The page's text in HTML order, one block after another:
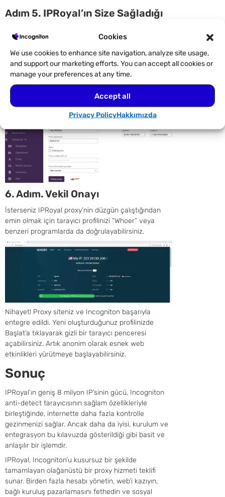
Cookies
We use cookies to enhance site navigation, analyze site usage,
and support our marketing efforts. You can accept all cookies or
manage your preferences at any time.
Accept all
Privacy PolicyHakkımızda
Adım 5. IPRoyal’ın Size Sağladığı
bilgileri girin ve sırasıyla Vekaleti Kontrol Et ve Profil
Oluştur’a tıklayın.
Bağlantı türü (HTTP, HTTPS, SOCKS4 veya SOCKS5)
dahil olmak üzere gerekli ayrıntıları girin
6. Adım. Vekil Onayı
İsterseniz IPRoyal proxy’nin düzgün çalıştığından
emin olmak için tarayıcı profilinizi “Whoer” veya
benzeri programlarda da doğrulayabilirsiniz.
Nihayet! Proxy siteniz ve Incogniton başarıyla
entegre edildi. Yeni oluşturduğunuz profilinizde
Başlat’a tıklayarak gizli bir tarayıcı penceresi
açabilirsiniz. Artık anonim olarak esnek web
etkinlikleri yürütmeye başlayabilirsiniz.
Sonuç
IPRoyal’ın geniş 8 milyon IP’sinin gücü, Incogniton
anti-detect tarayıcısının sağlam özellikleriyle
birleştiğinde, internette daha fazla kontrolle
gezinmenizi sağlar. Ancak daha da iyisi, kurulum ve
entegrasyon bu kılavuzda gösterildiği gibi basit ve
anlaşılır bir işlemdir.
IPRoyal, Incogniton’u kusursuz bir şekilde
tamamlayan olağanüstü bir proxy hizmeti teklifi
sunar. Birden fazla hesabı yönetin, web’i kazıyın,
bağlı kuruluş pazarlamasını fethedin ve sosyal